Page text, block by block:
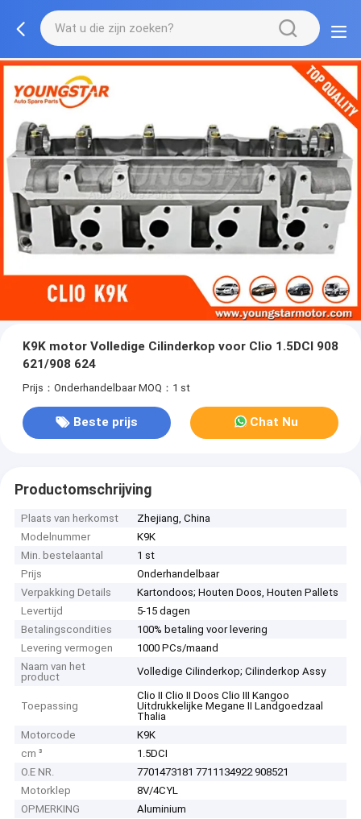
K9K motor Volledige Cilinderkop voor Clio 1.5DCI 908
621/908 624
Prijs：Onderhandelbaar MOQ：1 st
Beste prijs Chat Nu
Productomschrijving
Plaats van herkomst
Zhejiang, China
Modelnummer
K9K
Min. bestelaantal
1 st
Prijs
Onderhandelbaar
Verpakking Details
Kartondoos; Houten Doos, Houten Pallets
Levertijd
5-15 dagen
Betalingscondities
100% betaling voor levering
Levering vermogen
1000 PCs/maand
Naam van het
product
Volledige Cilinderkop; Cilinderkop Assy
Toepassing
Clio II Clio II Doos Clio III Kangoo
Uitdrukkelijke Megane II Landgoedzaal
Thalia
Motorcode
K9K
cm ³
1.5DCI
O.E NR.
7701473181 7711134922 908521
Motorklep
8V/4CYL
OPMERKING
Aluminium